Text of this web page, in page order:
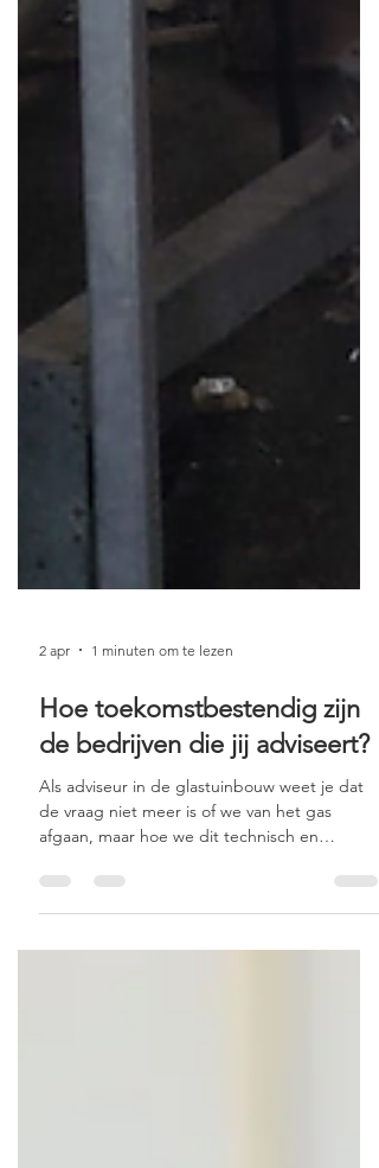
2 apr 1 minuten om te lezen
Hoe toekomstbestendig zijn
de bedrijven die jij adviseert?
Als adviseur in de glastuinbouw weet je dat
afgaan, maar hoe we dit technisch en
financieel verantwoord doen. De huidige